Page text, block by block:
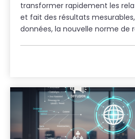
transformer rapidement les
et fait des résultats
données, la nouvelle norme de